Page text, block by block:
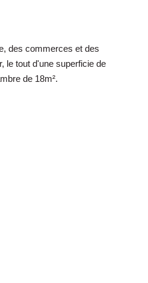
des commerces et des
le tout d'une superficie de
de 18m².